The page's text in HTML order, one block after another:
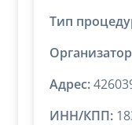
Тип
Адрес:
ИНН/КПП: